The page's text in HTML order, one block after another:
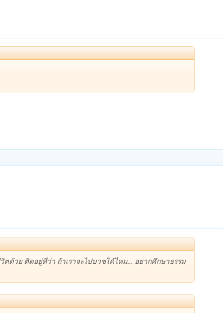
ด้วย ติดอยู่ที่ว่า ถ้าเราจะไปบวชได้ไหม... อยากศึกษาธรรม